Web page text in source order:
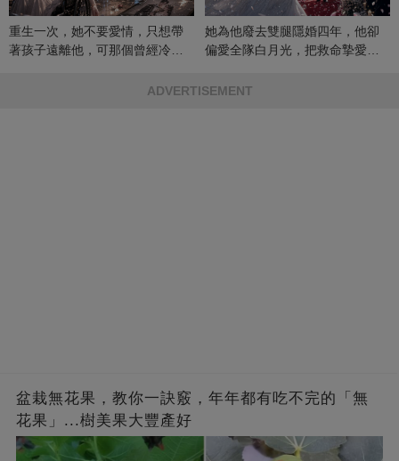
重生一次，她不要愛情，只想帶
著孩子遠離他，可那個曾經冷漠
她為他廢去雙腿隱婚四年，他卻
偏愛全隊白月光，把救命摯愛當
ADVERTISEMENT
盆栽無花果，教你一訣竅，年年都有吃不完的「無
花果」...樹美果大豐產好